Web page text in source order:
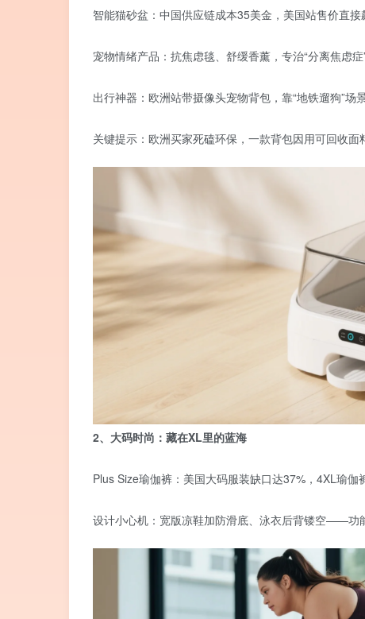
智能猫砂盆：中国供应链成本35美金，美国站售价直
宠物情绪产品：抗焦虑毯、舒缓香薰，专治“分离焦虑
出行神器：欧洲站带摄像头宠物背包，靠“地铁遛狗”
关键提示：欧洲买家死磕环保，一款背包因用可回收
2、大码时尚：藏在XL里的蓝海
Plus Size瑜伽裤：美国大码服装缺口达37%，4XL瑜
设计小心机：宽版凉鞋加防滑底、泳衣后背镂空——功